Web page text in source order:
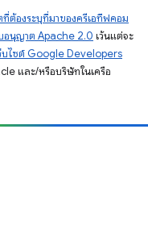
ต้องระบุที่มาของครีเอทีฟคอม
อนุญาต Apache 2.0 เว้นแต่จะ
บไซต์ Google Developers
และ/หรือบริษัทในเครือ